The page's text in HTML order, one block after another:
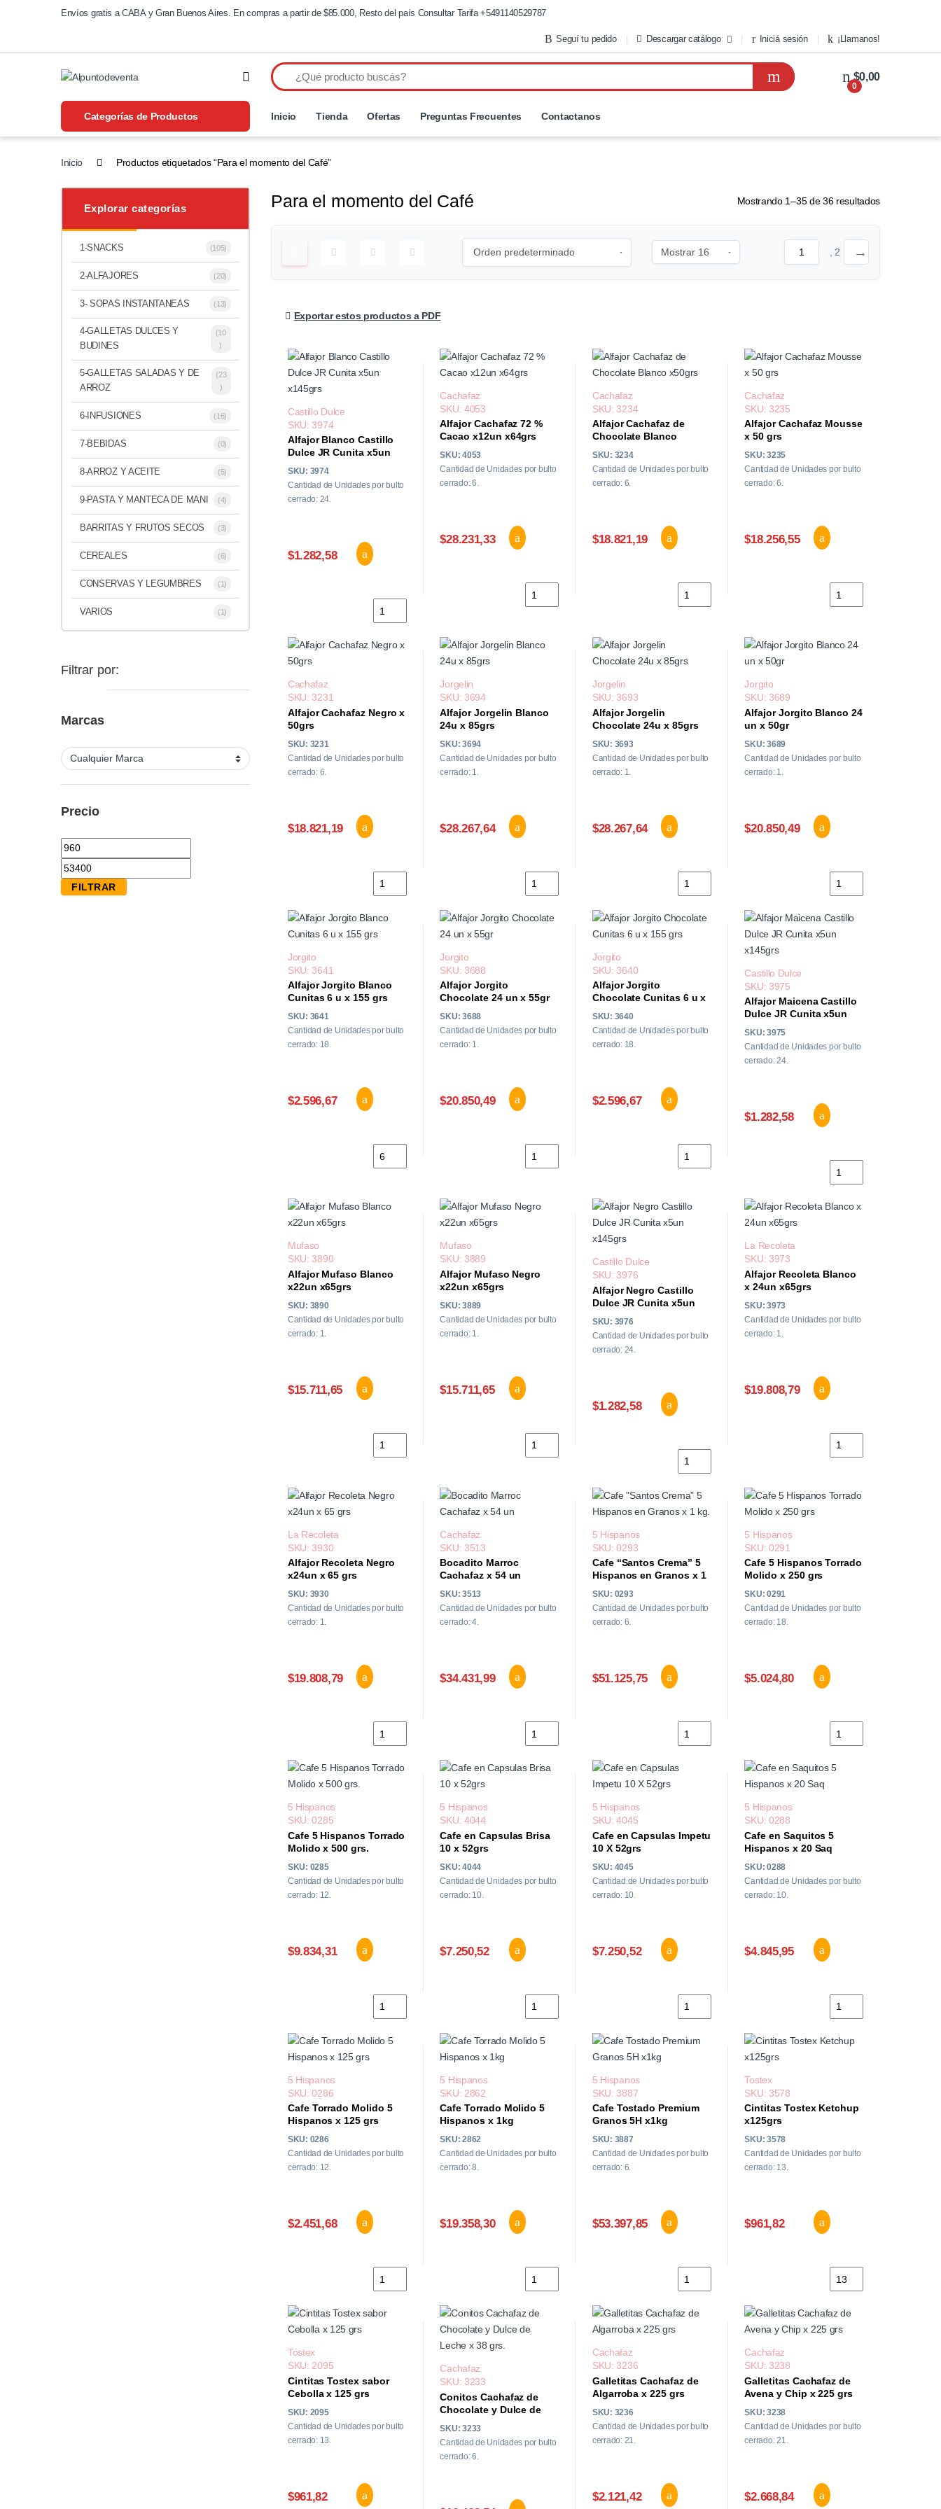
Saltar a navegación
Envíos gratis a CABA y Gran Buenos Aires. En compras a partir de $85.000, Resto del país Consultar Tarifa +5491140529787
Seguí tu pedido Descargar catálogo Iniciá sesión ¡Llamanos!
0
$0,00
Categorías de Productos Inicio Tienda Ofertas Preguntas Frecuentes Contactanos
Inicio Productos etiquetados “Para el momento del Café”
Para el momento del Café Mostrando 1–35 de 36 resultados
, 2 →
Exportar estos productos a PDF
Castillo Dulce
SKU: 3974
Alfajor Blanco Castillo
Dulce JR Cunita x5un
SKU: 3974
Cantidad de Unidades por bulto
cerrado: 24.
$1.282,58
Alfajor Blanco Castillo Dulce JR Cunita x5un x145grs cantidad
Cachafaz
SKU: 4053
Alfajor Cachafaz 72 %
Cacao x12un x64grs
SKU: 4053
Cantidad de Unidades por bulto
cerrado: 6.
$28.231,33
Cachafaz
SKU: 3234
Alfajor Cachafaz de
Chocolate Blanco
SKU: 3234
Cantidad de Unidades por bulto
cerrado: 6.
$18.821,19
Cachafaz
SKU: 3235
Alfajor Cachafaz Mousse
x 50 grs
SKU: 3235
Cantidad de Unidades por bulto
cerrado: 6.
$18.256,55
Cachafaz
SKU: 3231
Alfajor Cachafaz Negro x
50grs
SKU: 3231
Cantidad de Unidades por bulto
cerrado: 6.
$18.821,19
Jorgelin
SKU: 3694
Alfajor Jorgelin Blanco
24u x 85grs
SKU: 3694
Cantidad de Unidades por bulto
cerrado: 1.
$28.267,64
Jorgelin
SKU: 3693
Alfajor Jorgelin
Chocolate 24u x 85grs
SKU: 3693
Cantidad de Unidades por bulto
cerrado: 1.
$28.267,64
Jorgito
SKU: 3689
Alfajor Jorgito Blanco 24
un x 50gr
SKU: 3689
Cantidad de Unidades por bulto
cerrado: 1.
$20.850,49
Jorgito
SKU: 3641
Alfajor Jorgito Blanco
Cunitas 6 u x 155 grs
SKU: 3641
Cantidad de Unidades por bulto
cerrado: 18.
$2.596,67
Jorgito
SKU: 3688
Alfajor Jorgito
Chocolate 24 un x 55gr
SKU: 3688
Cantidad de Unidades por bulto
cerrado: 1.
$20.850,49
Jorgito
SKU: 3640
Alfajor Jorgito
Chocolate Cunitas 6 u x
SKU: 3640
Cantidad de Unidades por bulto
cerrado: 18.
$2.596,67
Castillo Dulce
SKU: 3975
Alfajor Maicena Castillo
Dulce JR Cunita x5un
SKU: 3975
Cantidad de Unidades por bulto
cerrado: 24.
$1.282,58
Mufaso
SKU: 3890
Alfajor Mufaso Blanco
x22un x65grs
SKU: 3890
Cantidad de Unidades por bulto
cerrado: 1.
$15.711,65
Mufaso
SKU: 3889
Alfajor Mufaso Negro
x22un x65grs
SKU: 3889
Cantidad de Unidades por bulto
cerrado: 1.
$15.711,65
Castillo Dulce
SKU: 3976
Alfajor Negro Castillo
Dulce JR Cunita x5un
SKU: 3976
Cantidad de Unidades por bulto
cerrado: 24.
$1.282,58
Alfajor Negro Castillo Dulce JR Cunita x5un x145grs
La Recoleta
SKU: 3973
Alfajor Recoleta Blanco
x 24un x65grs
SKU: 3973
Cantidad de Unidades por bulto
cerrado: 1.
$19.808,79
La Recoleta
SKU: 3930
Alfajor Recoleta Negro
x24un x 65 grs
SKU: 3930
Cantidad de Unidades por bulto
cerrado: 1.
$19.808,79
Cachafaz
SKU: 3513
Bocadito Marroc
Cachafaz x 54 un
SKU: 3513
Cantidad de Unidades por bulto
cerrado: 4.
$34.431,99
5 Hispanos
SKU: 0293
Cafe “Santos Crema” 5
Hispanos en Granos x 1
kg.
SKU: 0293
Cantidad de Unidades por bulto
cerrado: 6.
$51.125,75
5 Hispanos
SKU: 0291
Cafe 5 Hispanos Torrado
Molido x 250 grs
SKU: 0291
Cantidad de Unidades por bulto
cerrado: 18.
$5.024,80
5 Hispanos
SKU: 0285
Cafe 5 Hispanos Torrado
Molido x 500 grs.
SKU: 0285
Cantidad de Unidades por bulto
cerrado: 12.
$9.834,31
5 Hispanos
SKU: 4044
Cafe en Capsulas Brisa
10 x 52grs
SKU: 4044
Cantidad de Unidades por bulto
cerrado: 10.
$7.250,52
5 Hispanos
SKU: 4045
Cafe en Capsulas Impetu
10 X 52grs
SKU: 4045
Cantidad de Unidades por bulto
cerrado: 10.
$7.250,52
5 Hispanos
SKU: 0288
Cafe en Saquitos 5
Hispanos x 20 Saq
SKU: 0288
Cantidad de Unidades por bulto
cerrado: 10.
$4.845,95
5 Hispanos
SKU: 0286
Cafe Torrado Molido 5
Hispanos x 125 grs
SKU: 0286
Cantidad de Unidades por bulto
cerrado: 12.
$2.451,68
5 Hispanos
SKU: 2862
Cafe Torrado Molido 5
Hispanos x 1kg
SKU: 2862
Cantidad de Unidades por bulto
cerrado: 8.
$19.358,30
5 Hispanos
SKU: 3887
Cafe Tostado Premium
Granos 5H x1kg
SKU: 3887
Cantidad de Unidades por bulto
cerrado: 6.
$53.397,85
Tostex
SKU: 3578
Cintitas Tostex Ketchup
x125grs
SKU: 3578
Cantidad de Unidades por bulto
cerrado: 13.
$961,82
Tostex
SKU: 2095
Cintitas Tostex sabor
Cebolla x 125 grs
SKU: 2095
Cantidad de Unidades por bulto
cerrado: 13.
$961,82
Cachafaz
SKU: 3233
Conitos Cachafaz de
Chocolate y Dulce de
SKU: 3233
Cantidad de Unidades por bulto
cerrado: 6.
Cachafaz
SKU: 3236
Galletitas Cachafaz de
Algarroba x 225 grs
SKU: 3236
Cantidad de Unidades por bulto
cerrado: 21.
$2.121,42
Cachafaz
SKU: 3238
Galletitas Cachafaz de
Avena y Chip x 225 grs
SKU: 3238
Cantidad de Unidades por bulto
cerrado: 21.
$2.668,84
Explorar categorías
1-SNACKS (105)
2-ALFAJORES (20)
3- SOPAS INSTANTANEAS (13)
4-GALLETAS DULCES Y
BUDINES
(10
)
5-GALLETAS SALADAS Y DE
ARROZ
(23
)
6-INFUSIONES (16)
7-BEBIDAS (0)
8-ARROZ Y ACEITE (5)
9-PASTA Y MANTECA DE MANI (4)
BARRITAS Y FRUTOS SECOS (3)
CEREALES (6)
CONSERVAS Y LEGUMBRES (1)
VARIOS (1)
Filtrar por:
Marcas
Precio
Precio mínimo
Precio máximo
FILTRAR